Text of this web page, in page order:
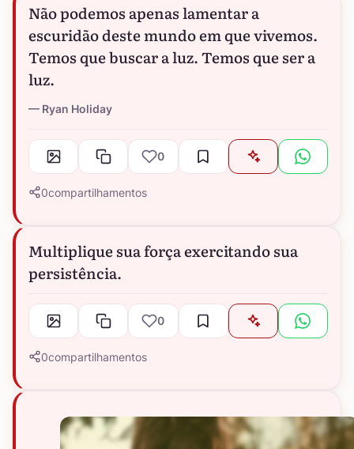
Não podemos apenas lamentar a
escuridão deste mundo em que vivemos.
Temos que buscar a luz. Temos que ser a
luz.
Ryan Holiday
0
0compartilhamentos
Multiplique sua força exercitando sua
persistência.
0
0compartilhamentos